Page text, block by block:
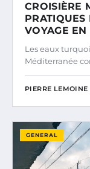
CROISIÈRE
PRATIQUES
VOYAGE EN
Les eaux
Méditerranée
PIERRE LEMOINE
GENERAL